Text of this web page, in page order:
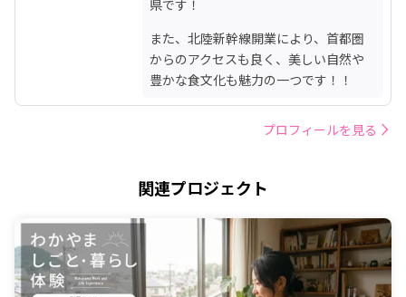
県です！
また、北陸新幹線開業により、首都圏
からのアクセスも良く、美しい自然や
豊かな食文化も魅力の一つです！！
プロフィールを見る
関連プロジェクト